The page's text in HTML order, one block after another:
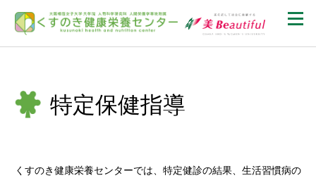
特定保健指導
くすのき健康栄養センターでは、特定健診の結果、生活習慣病の